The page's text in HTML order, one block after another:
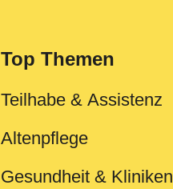
Top Themen
Teilhabe & Assistenz
Altenpflege
Gesundheit & Kliniken